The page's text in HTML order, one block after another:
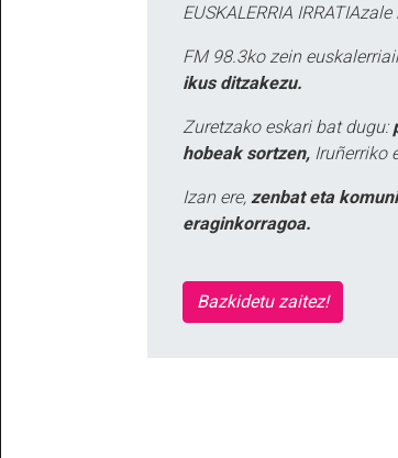
EUSKALERRIA IRRATIAzale
FM 98.3ko zein
ikus ditzakezu.
Zuretzako eskari bat dugu:
hobeak sortzen, Iruñerriko
Izan ere, zenbat eta
eraginkorragoa.
Bazkidetu zaitez!